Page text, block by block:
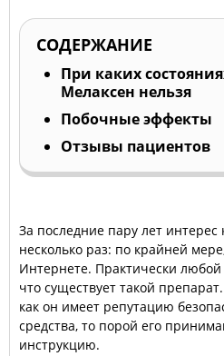
СОДЕРЖАНИЕ
При каких
Мелаксен нельзя
Побочные эффекты
Отзывы пациентов
За последние пару лет интерес
несколько раз: по крайней
Интернете. Практически
что существует такой
как он имеет репутацию
средства, то порой его
инструкцию.